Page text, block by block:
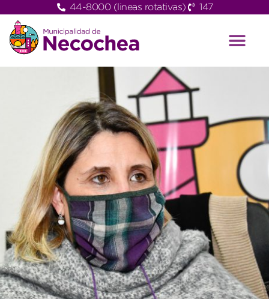
44-8000 (lineas rotativas) 147